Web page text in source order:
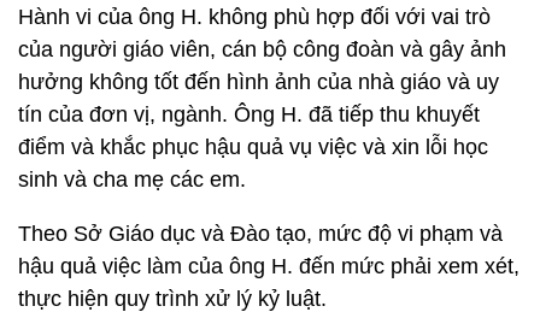
Hành vi của ông H. không phù hợp đối với vai trò
của người giáo viên, cán bộ công đoàn và gây ảnh
hưởng không tốt đến hình ảnh của nhà giáo và uy
tín của đơn vị, ngành. Ông H. đã tiếp thu khuyết
điểm và khắc phục hậu quả vụ việc và xin lỗi học
sinh và cha mẹ các em.
Theo Sở Giáo dục và Đào tạo, mức độ vi phạm và
hậu quả việc làm của ông H. đến mức phải xem xét,
thực hiện quy trình xử lý kỷ luật.